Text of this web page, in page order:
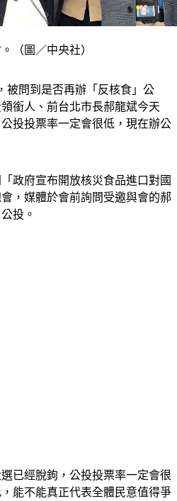
銜人、前台北市長郝龍斌今天
投投票率一定會很低，現在辦公
，媒體於會前詢問受邀與會的郝
投。
能不能真正代表全體民意值得爭
。